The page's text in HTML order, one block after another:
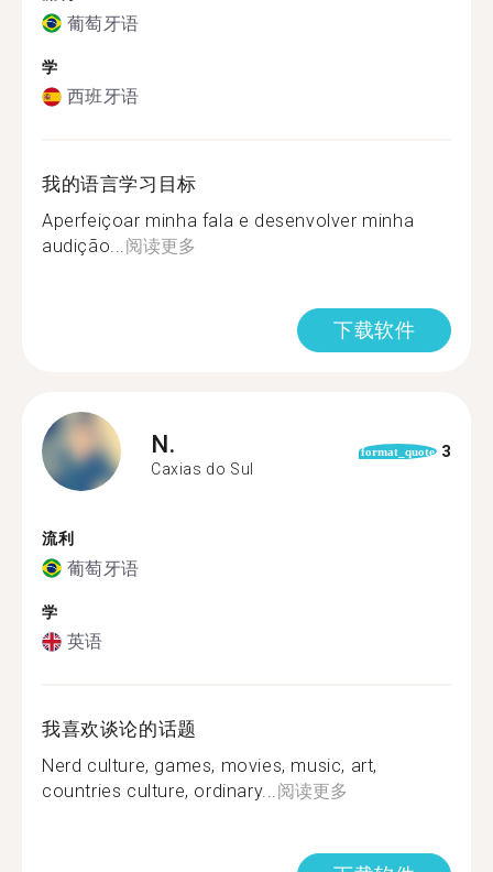
葡萄牙语
学
西班牙语
我的语言学习目标
Aperfeiçoar minha fala e desenvolver minha
audição...阅读更多
下载软件
N.
Caxias do Sul
format_quote 3
流利
葡萄牙语
学
英语
我喜欢谈论的话题
Nerd culture, games, movies, music, art,
countries culture, ordinary...阅读更多